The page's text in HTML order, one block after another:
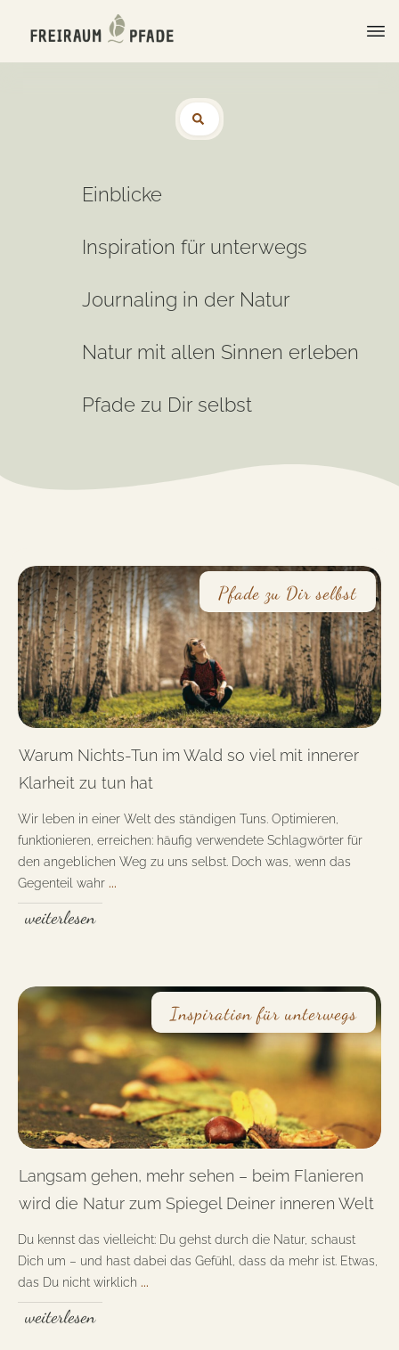
Einblicke
Inspiration für unterwegs
Journaling in der Natur
Natur mit allen Sinnen erleben
Pfade zu Dir selbst
Pfade zu Dir selbst
Warum Nichts-Tun im Wald so viel mit innerer
Klarheit zu tun hat
Wir leben in einer Welt des ständigen Tuns. Optimieren,
funktionieren, erreichen: häufig verwendete Schlagwörter für
den angeblichen Weg zu uns selbst. Doch was, wenn das
Gegenteil wahr ...
weiterlesen
Inspiration für unterwegs
Langsam gehen, mehr sehen – beim Flanieren
wird die Natur zum Spiegel Deiner inneren Welt
Du kennst das vielleicht: Du gehst durch die Natur, schaust
Dich um – und hast dabei das Gefühl, dass da mehr ist. Etwas,
das Du nicht wirklich ...
weiterlesen